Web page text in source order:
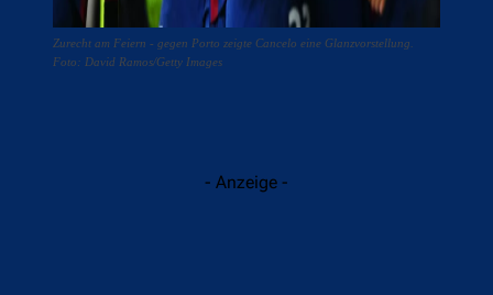
Zurecht am Feiern - gegen Porto zeigte Cancelo eine Glanzvorstellung.
Foto: David Ramos/Getty Images
- Anzeige -